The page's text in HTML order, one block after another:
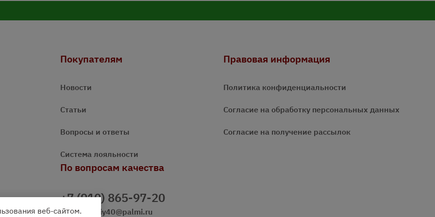
Покупателям
Новости
Статьи
Вопросы и ответы
Система лояльности
Правовая информация
Политика конфиденциальности
Согласие на обработку персональных данных
Согласие на получение рассылок
По вопросам качества
+7 (910) 865-97-20
prazdnichniy40@palmi.ru
веб-сайтом.